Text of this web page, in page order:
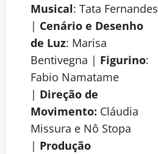
Musical: Tata Fernandes
| Cenário e Desenho
de Luz: Marisa
Bentivegna | Figurino:
Fabio Namatame
| Direção de
Movimento: Cláudia
Missura e Nô Stopa
| Produção